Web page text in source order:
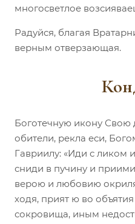
многосветлое
Радуйся, благая
верным отверзающая.
Боготечную икону Свою
обители, рекла еси,
Гавриилу: «Иди с ликом
сниди в пучину и
верою и любовию
ходя, прият ю во объятия
сокровища, иным